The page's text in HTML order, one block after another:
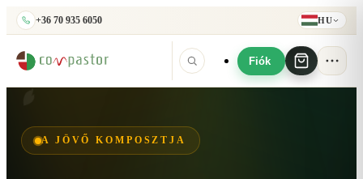
+36 70 935 6050 HU
Fiók
A JÖVŐ KOMPOSZTJA